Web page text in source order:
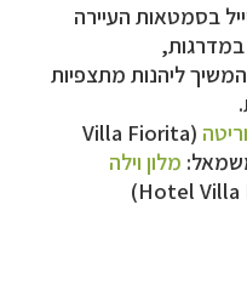
בסמטאות העיירה
במדרגות,
ליהנות מתצפיות
(Villa Fiorita
מלון וילה